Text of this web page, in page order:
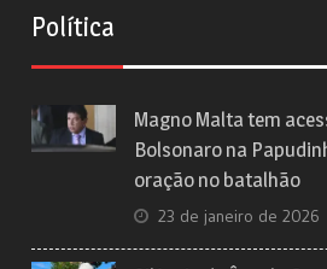
Política
Magno Malta tem
Bolsonaro na
oração no batalhão
23 de janeiro de 2026